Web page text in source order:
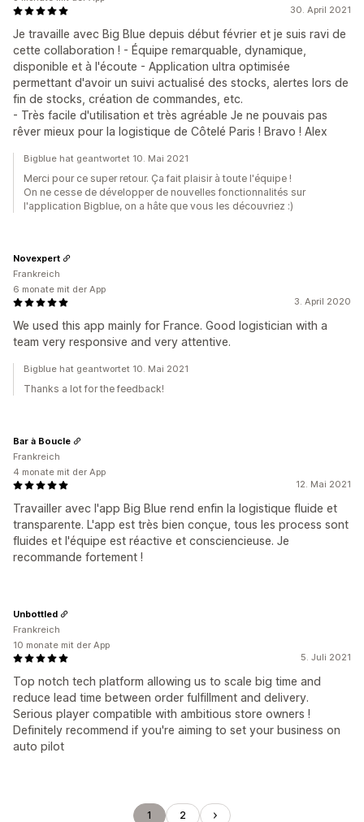
30. April 2021
Je travaille avec Big Blue depuis début février et je suis ravi de
cette collaboration ! - Équipe remarquable, dynamique,
disponible et à l'écoute - Application ultra optimisée
permettant d'avoir un suivi actualisé des stocks, alertes lors de
fin de stocks, création de commandes, etc.
- Très facile d'utilisation et très agréable Je ne pouvais pas
rêver mieux pour la logistique de Côtelé Paris ! Bravo ! Alex
Bigblue hat geantwortet 10. Mai 2021
Merci pour ce super retour. Ça fait plaisir à toute l'équipe !
On ne cesse de développer de nouvelles fonctionnalités sur
l'application Bigblue, on a hâte que vous les découvriez :)
3. April 2020
We used this app mainly for France. Good logistician with a
team very responsive and very attentive.
Novexpert
Frankreich
6 monate mit der App
Bigblue hat geantwortet 10. Mai 2021
Thanks a lot for the feedback!
12. Mai 2021
Travailler avec l'app Big Blue rend enfin la logistique fluide et
transparente. L'app est très bien conçue, tous les process sont
fluides et l'équipe est réactive et consciencieuse. Je
recommande fortement !
Bar à Boucle
Frankreich
4 monate mit der App
5. Juli 2021
Top notch tech platform allowing us to scale big time and
reduce lead time between order fulfillment and delivery.
Serious player compatible with ambitious store owners !
Definitely recommend if you're aiming to set your business on
auto pilot
Unbottled
Frankreich
10 monate mit der App
1 2